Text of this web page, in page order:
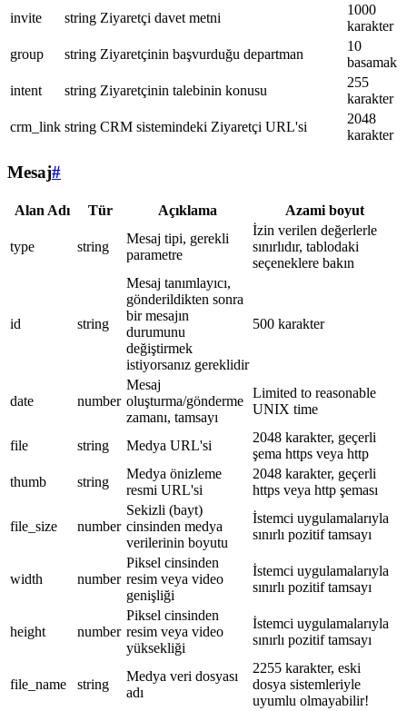
invite
string Ziyaretçi davet metni
1000
karakter
group
string Ziyaretçinin başvurduğu departman
10
basamak
intent
string Ziyaretçinin talebinin konusu
255
karakter
crm_link string CRM sistemindeki Ziyaretçi URL'si
2048
karakter
Mesaj#
Alan Adı Tür Açıklama Azami boyut
type string
Mesaj tipi, gerekli
parametre
İzin verilen değerlerle
sınırlıdır, tablodaki
seçeneklere bakın
id string
Mesaj tanımlayıcı,
gönderildikten sonra
bir mesajın
durumunu
değiştirmek
istiyorsanız gereklidir
500 karakter
date number
Mesaj
oluşturma/gönderme
zamanı, tamsayı
Limited to reasonable
UNIX time
file string Medya URL'si
2048 karakter, geçerli
şema https veya http
thumb
string
Medya önizleme
resmi URL'si
2048 karakter, geçerli
https veya http şeması
file_size number
Sekizli (bayt)
cinsinden medya
verilerinin boyutu
İstemci uygulamalarıyla
sınırlı pozitif tamsayı
width number
Piksel cinsinden
resim veya video
genişliği
İstemci uygulamalarıyla
sınırlı pozitif tamsayı
height number
Piksel cinsinden
resim veya video
yüksekliği
İstemci uygulamalarıyla
sınırlı pozitif tamsayı
file_name string
Medya veri dosyası
adı
2255 karakter, eski
dosya sistemleriyle
uyumlu olmayabilir!